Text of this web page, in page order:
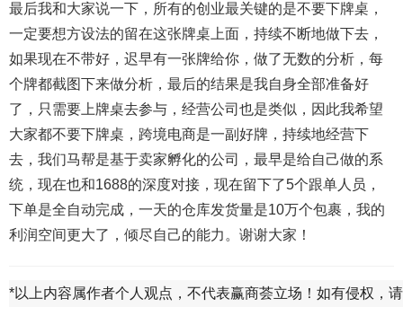
最后我和大家说一下，所有的创业最关键的是不要下牌桌，
一定要想方设法的留在这张牌桌上面，持续不断地做下去，
如果现在不带好，迟早有一张牌给你，做了无数的分析，每
个牌都截图下来做分析，最后的结果是我自身全部准备好
了，只需要上牌桌去参与，经营公司也是类似，因此我希望
大家都不要下牌桌，跨境电商是一副好牌，持续地经营下
去，我们马帮是基于卖家孵化的公司，最早是给自己做的系
统，现在也和1688的深度对接，现在留下了5个跟单人员，
下单是全自动完成，一天的仓库发货量是10万个包裹，我的
利润空间更大了，倾尽自己的能力。谢谢大家！
*以上内容属作者个人观点，不代表赢商荟立场！如有侵权，